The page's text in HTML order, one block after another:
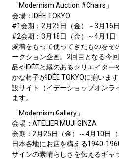
「Modernism Auction #Chairs」
会場：IDÉE TOKYO
#1会期：2月25日（金）～3月16日
#2会期：3月18日（金）～4月1日
愛着をもって使ってきたものをそ
ークション企画。2回目となる今
品やIDÉEと縁のあるクリエイタ
かな椅子がIDÉE TOKYOに揃いま
設サイト（イデーショップオンラ
ます。
「Modernism Gallery」
会場：ATELIER MUJI GINZA
会期：2月25日（金）～4月10日（
日本各地にお店を構える1940-
ザインの素晴らしさを伝えるギャ